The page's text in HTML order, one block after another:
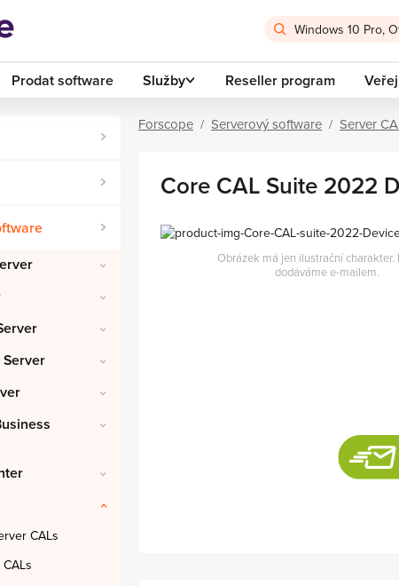
Prodat software Služby Reseller program
Server
CALs
Forscope Serverový software Server
Core CAL Suite 2022
Obrázek má jen ilustrační charakter.
dodáváme e-mailem.